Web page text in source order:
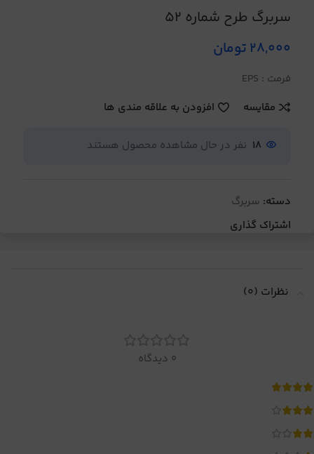
سربرگ طرح شماره 52
28,000تومان
فرمت : EPS
مقایسه
افزودن به علاقه مندی ها
18 نفر در حال مشاهده محصول هستند
دسته: سربرگ
اشتراک گذاری
نظرات (0)
0 دیدگاه